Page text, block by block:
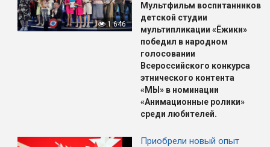
1 646
Мультфильм воспитанников
детской студии
мультипликации «Ёжики»
победил в народном
голосовании
Всероссийского конкурса
этнического контента
«МЫ» в номинации
«Анимационные ролики»
среди любителей.
Приобрели новый опыт